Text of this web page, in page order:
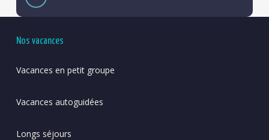
Nos vacances
Vacances en petit groupe
Vacances autoguidées
Longs séjours